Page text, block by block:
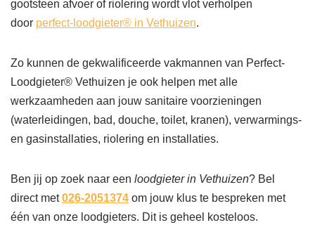
gootsteen afvoer of riolering wordt vlot verholpen
door perfect-loodgieter® in Vethuizen.
Zo kunnen de gekwalificeerde vakmannen van Perfect-
Loodgieter® Vethuizen je ook helpen met alle
werkzaamheden aan jouw sanitaire voorzieningen
(waterleidingen, bad, douche, toilet, kranen), verwarmings-
en gasinstallaties, riolering en installaties.
Ben jij op zoek naar een loodgieter in Vethuizen? Bel
direct met026-2051374 om jouw klus te bespreken met
één van onze loodgieters. Dit is geheel kosteloos.